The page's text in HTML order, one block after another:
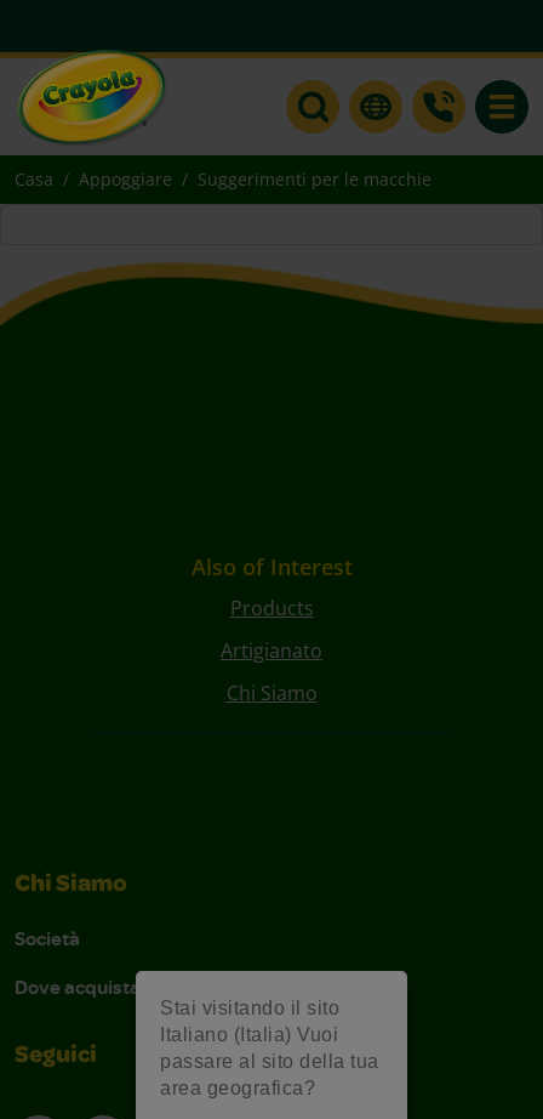
Stai visitando il sito
Italiano (Italia) Vuoi
passare al sito della tua
area geografica?
Casa Appoggiare Suggerimenti per le macchie
Also of Interest
Products
Artigianato
Chi Siamo
Chi Siamo
Società
Dove acquistare
Seguici